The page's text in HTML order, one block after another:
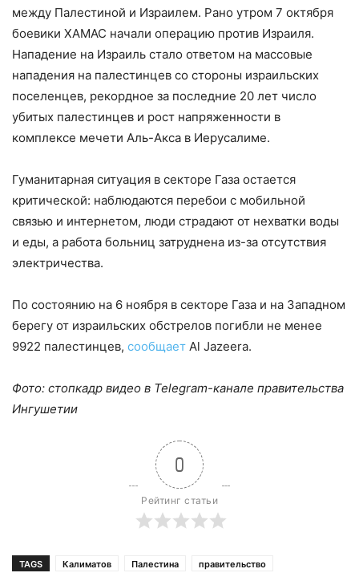
между Палестиной и Израилем. Рано утром 7 октября
боевики ХАМАС начали операцию против Израиля.
Нападение на Израиль стало ответом на массовые
нападения на палестинцев со стороны израильских
поселенцев, рекордное за последние 20 лет число
убитых палестинцев и рост напряженности в
комплексе мечети Аль-Акса в Иерусалиме.
Гуманитарная ситуация в секторе Газа остается
критической: наблюдаются перебои с мобильной
связью и интернетом, люди страдают от нехватки воды
и еды, а работа больниц затруднена из-за отсутствия
электричества.
По состоянию на 6 ноября в секторе Газа и на Западном
берегу от израильских обстрелов погибли не менее
9922 палестинцев, сообщает Al Jazeera.
Фото: стопкадр видео в Telegram-канале правительства
Ингушетии
0
Рейтинг статьи
TAGS Калиматов Палестина правительство